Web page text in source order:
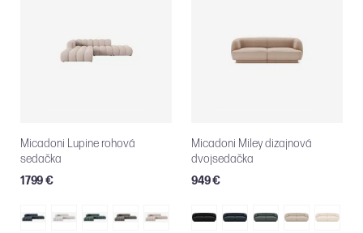
Micadoni Lupine rohová
sedačka
1799 €
Micadoni Miley dizajnová
dvojsedačka
949 €